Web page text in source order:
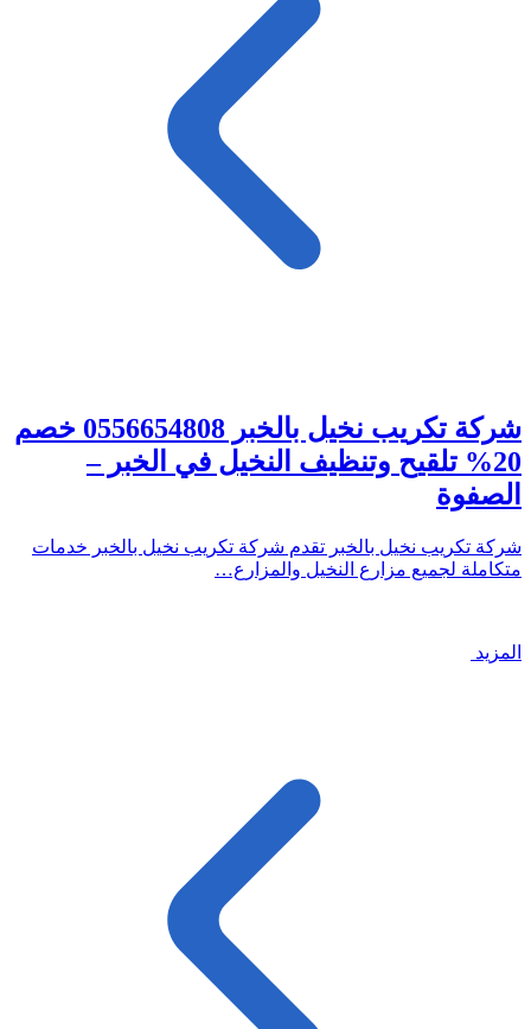
شركة تكريب نخيل بالخبر 0556654808 خصم
20% تلقيح وتنظيف النخيل في الخبر –
الصفوة
شركة تكريب نخيل بالخبر تقدم شركة تكريب نخيل بالخبر خدمات
متكاملة لجميع مزارع النخيل والمزارع…
المزيد